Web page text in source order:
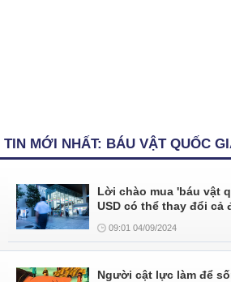
TIN MỚI NHẤT: BÁU VẬT QUỐC
Lời chào mua 'báu vật
USD có thể thay đổi cả
09:01 04/09/2024
Người cật lực làm để